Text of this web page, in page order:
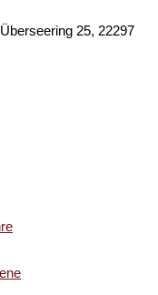
Überseering 25, 22297